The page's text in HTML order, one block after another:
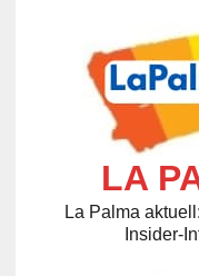
LA
La Palma
Insider-